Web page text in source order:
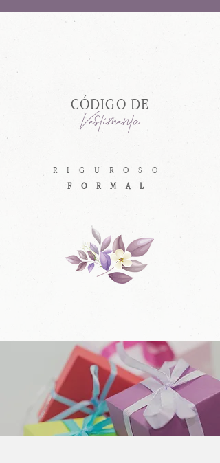
CÓDIGO DE
Vestimenta
RIGUROSO
FORMAL